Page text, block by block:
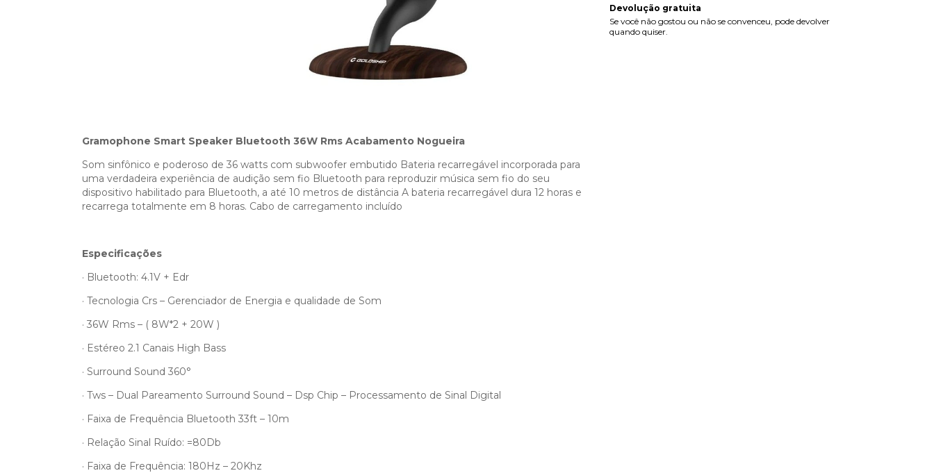
Gramophone Smart Speaker Bluetooth 36W Rms Acabamento Nogueira
Som sinfônico e poderoso de 36 watts com subwoofer embutido Bateria recarregável incorporada para
uma verdadeira experiência de audição sem fio Bluetooth para reproduzir música sem fio do seu
dispositivo habilitado para Bluetooth, a até 10 metros de distância A bateria recarregável dura 12 horas e
recarrega totalmente em 8 horas. Cabo de carregamento incluído
Especificações
· Bluetooth: 4.1V + Edr
· Tecnologia Crs – Gerenciador de Energia e qualidade de Som
· 36W Rms – ( 8W*2 + 20W )
· Estéreo 2.1 Canais High Bass
· Surround Sound 360°
· Tws – Dual Pareamento Surround Sound – Dsp Chip – Processamento de Sinal Digital
· Faixa de Frequência Bluetooth 33ft – 10m
· Relação Sinal Ruído: =80Db
· Faixa de Frequência: 180Hz – 20Khz
Devolução gratuita
Se você não gostou ou não se convenceu, pode devolver
quando quiser.